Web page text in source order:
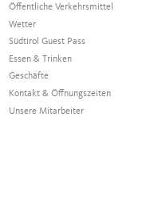
Öffentliche Verkehrsmittel
Wetter
Südtirol Guest Pass
Essen & Trinken
Geschäfte
Kontakt & Öffnungszeiten
Unsere Mitarbeiter